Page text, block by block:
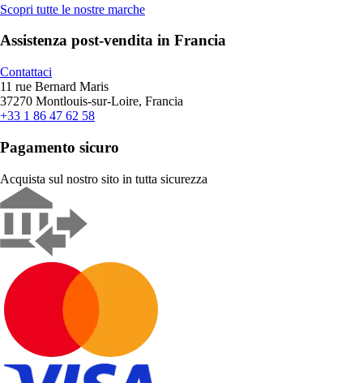
Scopri tutte le nostre marche
Assistenza post-vendita in Francia
Contattaci
11 rue Bernard Maris
37270 Montlouis-sur-Loire, Francia
+33 1 86 47 62 58
Pagamento sicuro
Acquista sul nostro sito in tutta sicurezza